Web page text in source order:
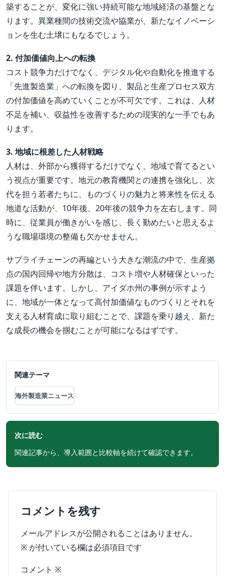
築することが、変化に強い持続可能な地域経済の基盤とな
ります。異業種間の技術交流や協業が、新たなイノベーシ
ョンを生む土壌にもなるでしょう。
2. 付加価値向上への転換
コスト競争力だけでなく、デジタル化や自動化を推進する
「先進製造業」への転換を図り、製品と生産プロセス双方
の付加価値を高めていくことが不可欠です。これは、人材
不足を補い、収益性を改善するための現実的な一手でもあ
ります。
3. 地域に根差した人材戦略
人材は、外部から獲得するだけでなく、地域で育てるとい
う視点が重要です。地元の教育機関との連携を強化し、次
代を担う若者たちに、ものづくりの魅力と将来性を伝える
地道な活動が、10年後、20年後の競争力を左右します。同
時に、従業員が働きがいを感じ、長く勤めたいと思えるよ
うな職場環境の整備も欠かせません。
サプライチェーンの再編という大きな潮流の中で、生産拠
点の国内回帰や地方分散は、コスト増や人材確保といった
課題を伴います。しかし、アイダホ州の事例が示すよう
に、地域が一体となって高付加価値なものづくりとそれを
支える人材育成に取り組むことで、課題を乗り越え、新た
な成長の機会を掴むことが可能になるはずです。
関連テーマ
海外製造業ニュース
次に読む
関連記事から、導入範囲と比較軸を続けて確認できます。
コメントを残す
メールアドレスが公開されることはありません。
※ が付いている欄は必須項目です
コメント ※